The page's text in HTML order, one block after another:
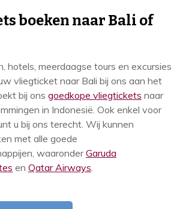
boeken naar Bali of
hotels, meerdaagse tours en excursies
vliegticket naar Bali bij ons aan het
bij ons goedkope vliegtickets naar
in Indonesië. Ook enkel voor
u bij ons terecht. Wij kunnen
met alle goede
waaronderGaruda
en Qatar Airways